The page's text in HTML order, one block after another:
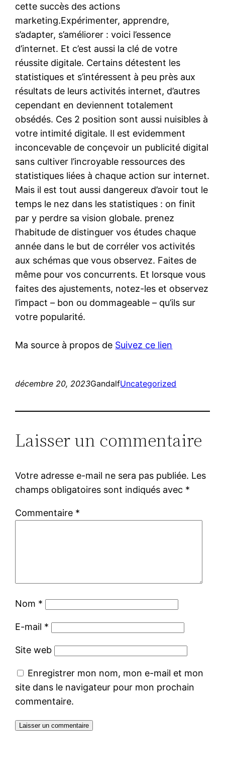
cette succès des actions
marketing.Expérimenter, apprendre,
s’adapter, s’améliorer : voici l’essence
d’internet. Et c’est aussi la clé de votre
réussite digitale. Certains détestent les
statistiques et s’intéressent à peu près aux
résultats de leurs activités internet, d’autres
cependant en deviennent totalement
obsédés. Ces 2 position sont aussi nuisibles à
votre intimité digitale. Il est evidemment
inconcevable de conçevoir un publicité digital
sans cultiver l’incroyable ressources des
statistiques liées à chaque action sur internet.
Mais il est tout aussi dangereux d’avoir tout le
temps le nez dans les statistiques : on finit
par y perdre sa vision globale. prenez
l’habitude de distinguer vos études chaque
année dans le but de corréler vos activités
aux schémas que vous observez. Faites de
même pour vos concurrents. Et lorsque vous
faites des ajustements, notez-les et observez
l’impact – bon ou dommageable – qu’ils sur
votre popularité.
Ma source à propos de Suivez ce lien
décembre 20, 2023GandalfUncategorized
Laisser un commentaire
Votre adresse e-mail ne sera pas publiée. Les
champs obligatoires sont indiqués avec *
Commentaire *
Nom *
E-mail *
Site web
Enregistrer mon nom, mon e-mail et mon
site dans le navigateur pour mon prochain
commentaire.